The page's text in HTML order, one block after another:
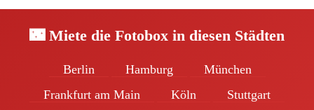
🌃 Miete die Fotobox in diesen Städten
Berlin Hamburg
München
Frankfurt am Main
Köln Stuttgart